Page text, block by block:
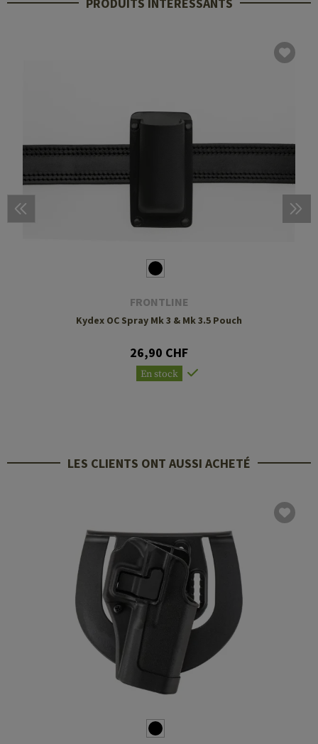
FRONTLINE
Kydex OC Spray Mk 3 & Mk 3.5 Pouch
26,90 CHF
En stock
LES CLIENTS ONT AUSSI ACHETÉ